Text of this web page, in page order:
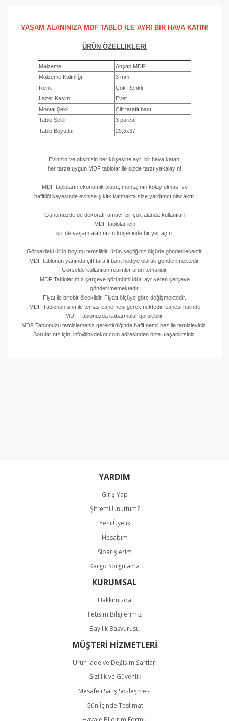
YAŞAM ALANINIZA MDF TABLO İLE AYRI BİR HAVA KATIN!
ÜRÜN ÖZELLİKLERİ
Malzeme
Ahşap MDF
Malzeme Kalınlığı
3 mm
Renk
Çok Renkli
Lazer Kesim
Evet
Montaj Şekli
Çift taraflı bant
Tablo Şekli
3 parçalı
Tablo Boyutları
29,5x37
Evinizin ve ofisinizin her köşesine ayrı bir hava katan,
her tarza uygun MDF tablolar ile sizde tarzı yakalayın!
MDF tabloların ekonomik oluşu, montajının kolay olması ve
hafifliği sayesinde evinize şıklık katmakta size yardımcı olacaktır.
Günümüzde de dekoratif amaçlı bir çok alanda kullanılan
MDF tablolar için
siz de yaşam alanınızın köşesinde bir yer açın.
Görseldeki ürün boyutu temsilidir, ürün seçtiğiniz ölçüde gönderilecektir.
MDF tablonun yanında çift taraflı bant hediye olarak gönderilmektedir.
Görselde kullanılan resimler ürün temsilidir.
MDF Tablolarımız çerçeve görünümlüdür, ayrıyeten çerçeve
gönderilmemektedir.
Fiyat ile birebir ölçeklidir. Fiyatı ölçüye göre değişmektedir.
MDF Tablonun sıvı ile temas etmemesi gerekmektedir, etmesi halinde
MDF Tablonuzda kabarmalar görülebilir.
MDF Tablonuzu temizlemeniz gerektirdiğinde hafif nemli bez ile temizleyiniz.
Sorularınız için; info@bkdekor.com adresinden bize ulaşabilirsiniz.
Bu ürüne benzer farklı alternatifler olmalı.
Gönder
YARDIM
Giriş Yap
Şifremi Unuttum?
Yeni Üyelik
Hesabım
Siparişlerim
Kargo Sorgulama
KURUMSAL
Hakkımızda
İletişim Bilgilerimiz
Bayilik Başvurusu
MÜŞTERİ HİZMETLERİ
Ürün İade ve Değişim Şartları
Gizlilik ve Güvenlik
Mesafeli Satış Sözleşmesi
Gün İçinde Teslimat